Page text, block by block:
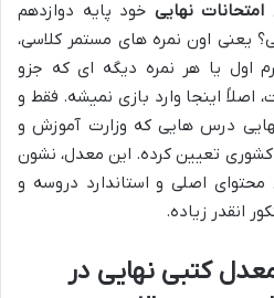
امتحانات نهایی خود پایه دوازدهم
یعنی اون نمره های مستمر کلاسی،
اول یا هر نمره دیگه ای که جزو
اصلاً اینجا وارد بازی نمیشه. فقط و
درس هایی که وزارت آموزش و
تعیین کرده. این معدل، نشون
اصلی و استاندارد دروسه و
انقدر زیاده.
کتبی نهایی در